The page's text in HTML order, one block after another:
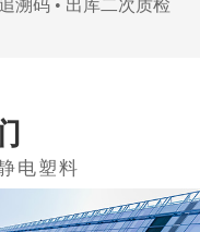
溯码 • 出库二次质检